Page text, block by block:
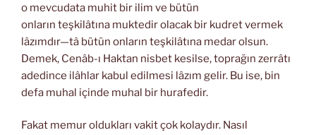
o mevcudata muhit bir ilim ve bütün
onların teşkilâtına muktedir olacak bir kudret vermek
lâzımdır—tâ bütün onların teşkilâtına medar olsun.
Demek, Cenâb-ı Haktan nisbet kesilse, toprağın zerrâtı
adedince ilâhlar kabul edilmesi lâzım gelir. Bu ise, bin
defa muhal içinde muhal bir hurafedir.
Fakat memur oldukları vakit çok kolaydır. Nasıl